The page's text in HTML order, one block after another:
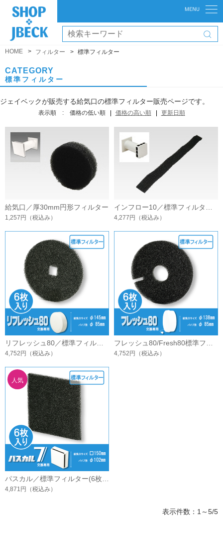
HOME フィルター 標準フィルター
CATEGORY
標準フィルター
ジェイベックが販売する給気口の標準フィルター販売ページです。
表示順 : 価格の低い順 価格の高い順 更新日順
給気口／厚30mm円形フィルター
1,257円 （税込み） 4,277円 （税込み）
4,752円 （税込み） 4,752円 （税込み）
4,871円 （税込み）
表示件数：1～5/5